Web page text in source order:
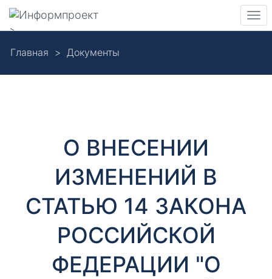
main
Навигация
>
Главная Документы
Д
О ВНЕСЕНИИ
ИЗМЕНЕНИЙ В
СТАТЬЮ 14 ЗАКОНА
РОССИЙСКОЙ
ФЕДЕРАЦИИ "О